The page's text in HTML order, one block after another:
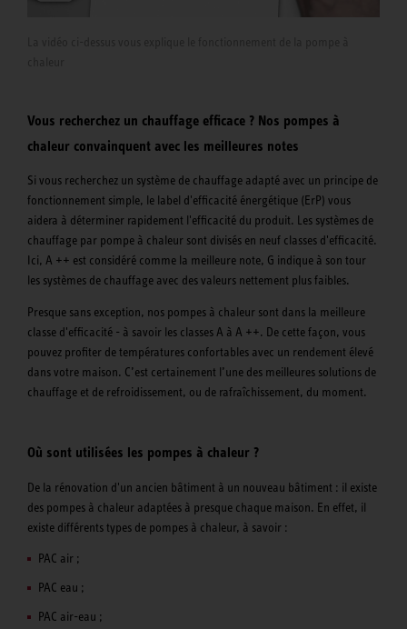
Vous recherchez un chauffage efficace ? Nos pompes à
chaleur convainquent avec les meilleures notes
Si vous recherchez un système de chauffage adapté avec un principe de
fonctionnement simple, le label d'efficacité énergétique (ErP) vous
aidera à déterminer rapidement l'efficacité du produit. Les systèmes de
chauffage par pompe à chaleur sont divisés en neuf classes d'efficacité.
Ici, A ++ est considéré comme la meilleure note, G indique à son tour
les systèmes de chauffage avec des valeurs nettement plus faibles.
Presque sans exception, nos pompes à chaleur sont dans la meilleure
classe d'efficacité - à savoir les classes A à A ++. De cette façon, vous
pouvez profiter de températures confortables avec un rendement élevé
dans votre maison. C’est certainement l’une des meilleures solutions de
chauffage et de refroidissement, ou de rafraîchissement, du moment.
Où sont utilisées les pompes à chaleur ?
De la rénovation d'un ancien bâtiment à un nouveau bâtiment : il existe
des pompes à chaleur adaptées à presque chaque maison. En effet, il
existe différents types de pompes à chaleur, à savoir :
PAC air ;
PAC eau ;
PAC air-eau ;